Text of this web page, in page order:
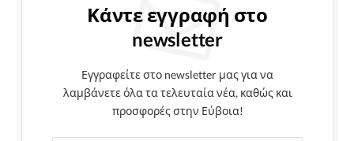
Κάντε εγγραφή στο
newsletter
Εγγραφείτε στο newsletter μας για να
λαμβάνετε όλα τα τελευταία νέα, καθώς και
προσφορές στην Εύβοια!